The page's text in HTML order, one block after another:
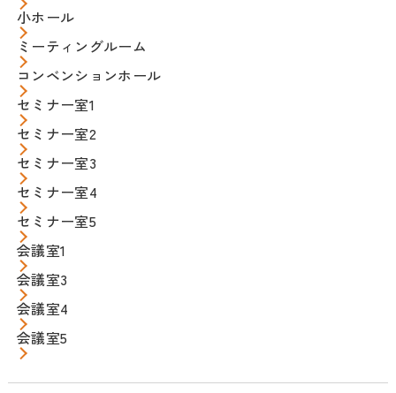
小ホール
ミーティングルーム
コンベンションホール
セミナー室1
セミナー室2
セミナー室3
セミナー室4
セミナー室5
会議室1
会議室3
会議室4
会議室5